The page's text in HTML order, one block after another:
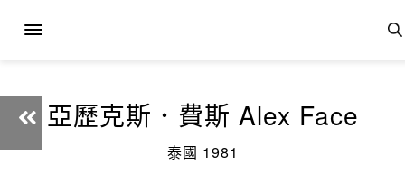
亞歷克斯．費斯 Alex Face
泰國 1981